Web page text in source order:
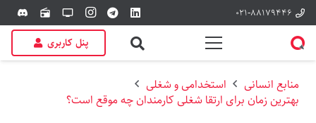
۰۲۱-۸۸۱۷۹۴۴۶ tv
radio
discord
پنل کاربری
منابع انسانی
استخدامی و شغلی
بهترین زمان برای ارتقا شغلی کارمندان چه موقع است؟